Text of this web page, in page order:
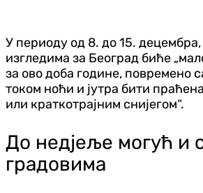
У периоду од 8. до 15.
изгледима за Београд биће
за ово доба године, повремено
током ноћи и јутра бити
или краткотрајним снијегом“.
До недјеље могућ и
градовима